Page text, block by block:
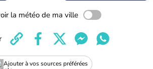
la météo de ma ville
Ajouter à vos sources préférées